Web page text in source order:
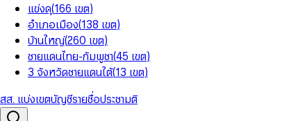
แข่งดุ(166 เขต)
อำเภอเมือง(138 เขต)
บ้านใหญ่(260 เขต)
ชายแดนไทย-กัมพูชา(45 เขต)
3 จังหวัดชายแดนใต้(13 เขต)
สส. แบ่งเขตบัญชีรายชื่อประชามติ